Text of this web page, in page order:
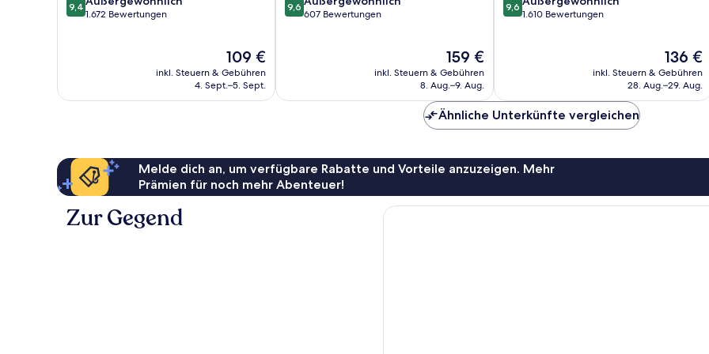
von
9,4
1.672 Bewertungen
Der
Preis
beträgt
109 €
inkl. Steuern & Gebühren
4. Sept.–5. Sept.
von
9,6
607 Bewertungen
Der
Preis
beträgt
159 €
inkl. Steuern & Gebühren
8. Aug.–9. Aug.
von
9,6
1.610 Bewertungen
Der
Preis
beträgt
136 €
inkl. Steuern & Gebühren
28. Aug.–29. Aug.
Ähnliche Unterkünfte vergleichen
Melde dich an, um verfügbare Rabatte und Vorteile anzuzeigen. Mehr
Prämien für noch mehr Abenteuer!
Zur Gegend